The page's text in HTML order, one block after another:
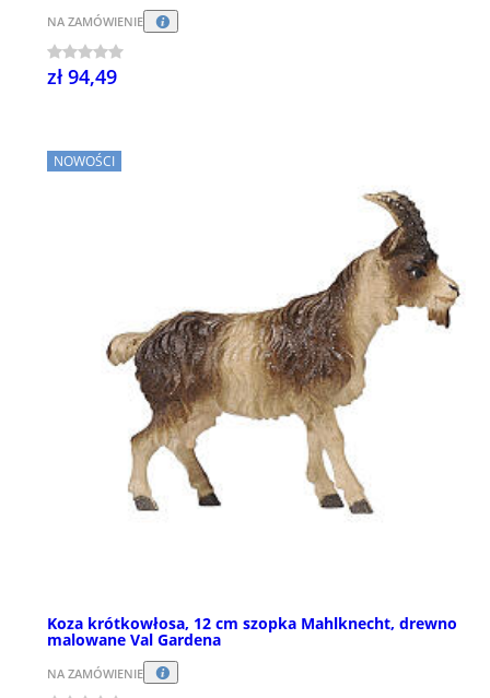
NA ZAMÓWIENIE
zł 94,49
NOWOŚCI
Koza krótkowłosa, 12 cm szopka Mahlknecht, drewno
malowane Val Gardena
NA ZAMÓWIENIE